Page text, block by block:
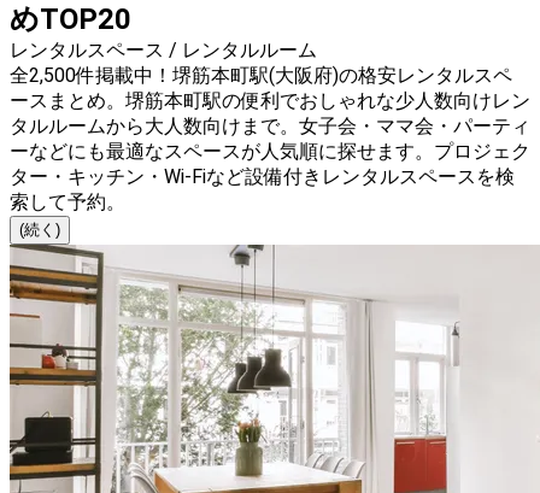
めTOP20
レンタルスペース / レンタルルーム
全2,500件掲載中！堺筋本町駅(大阪府)の格安レンタルスペ
ースまとめ。堺筋本町駅の便利でおしゃれな少人数向けレン
タルルームから大人数向けまで。女子会・ママ会・パーティ
ーなどにも最適なスペースが人気順に探せます。プロジェク
ター・キッチン・Wi-Fiなど設備付きレンタルスペースを検
索して予約。
(続く)